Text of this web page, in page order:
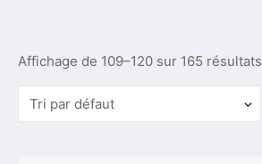
Affichage de 109–120 sur 165 résultats